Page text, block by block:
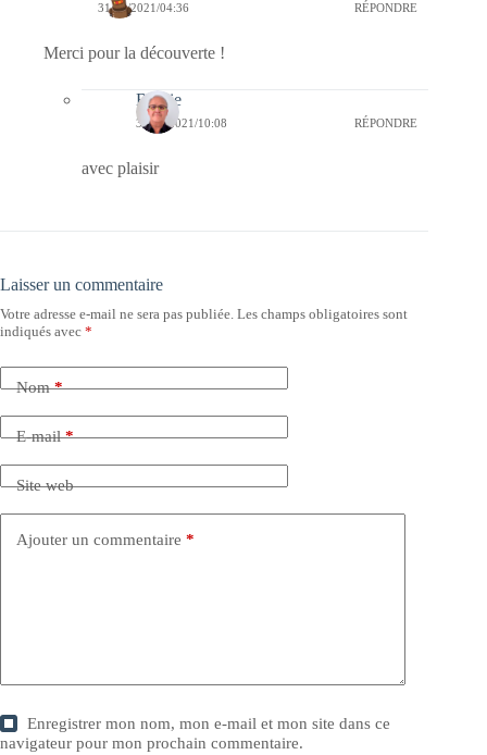
31/03/2021/04:36 RÉPONDRE
Merci pour la découverte !
Bernie
31/03/2021/10:08 RÉPONDRE
avec plaisir
Laisser un commentaire
Votre adresse e-mail ne sera pas publiée. Les champs obligatoires sont
indiqués avec *
Nom*
E-mail*
Site web
Ajouter un commentaire *
Enregistrer mon nom, mon e-mail et mon site dans ce
navigateur pour mon prochain commentaire.